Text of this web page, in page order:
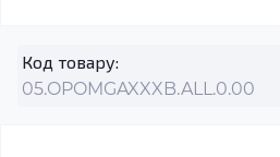
Код товару:
05.OPOMGAXXXB.ALL.0.00